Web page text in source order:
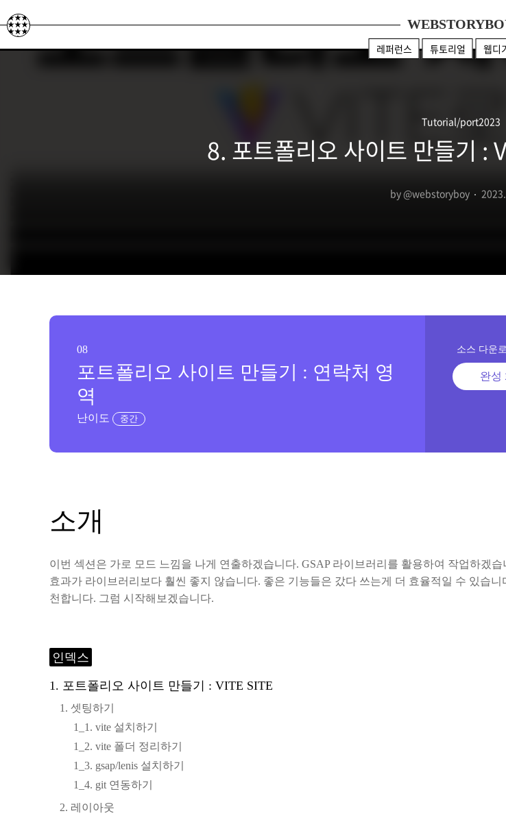
레퍼런스 튜토리얼 웹디
Tutorial/port2023
8. 포트폴리오 사이트 만들기 :
by @webstoryboy
08
포트폴리오 사이트 만들기 : 연락처 영
역
난이도 중간
소스 다운
완성
소개
이번 섹션은 가로 모드 느낌을 나게 연출하겠습니다. GSAP 라이브러리를 활용하여 작업하겠
효과가 라이브러리보다 훨씬 좋지 않습니다. 좋은 기능들은 갔다 쓰는게 더 효율적일 수 있습니
천합니다. 그럼 시작해보겠습니다.
인덱스
1. 포트폴리오 사이트 만들기 : VITE SITE
1. 셋팅하기
1_1. vite 설치하기
1_2. vite 폴더 정리하기
1_3. gsap/lenis 설치하기
1_4. git 연동하기
2. 레이아웃